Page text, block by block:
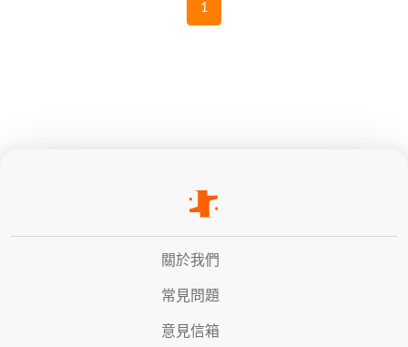
1
關於我們
常見問題
意見信箱